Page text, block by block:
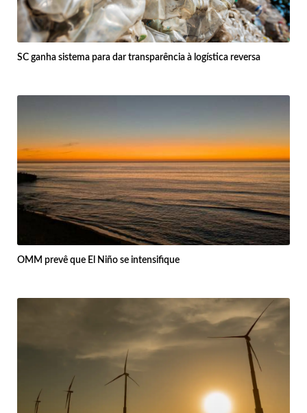
SC ganha sistema para dar transparência à logística reversa
OMM prevê que El Niño se intensifique